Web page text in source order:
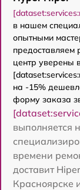
в нашем
опытными
центр уверены
на -15%
форму заказа
выполняется
времени
доставит
Красноярске